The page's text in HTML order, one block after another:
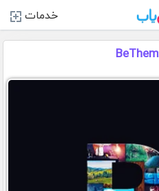
خدمات